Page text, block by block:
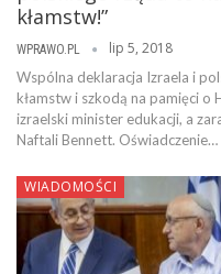
kłamstw!”
WPRAWO.PL lip 5, 2018
Wspólna deklaracja Izraela i
kłamstw i szkodą na pamięci o
izraelski minister edukacji, a
Naftali Bennett. Oświadczenie…
WIADOMOŚCI